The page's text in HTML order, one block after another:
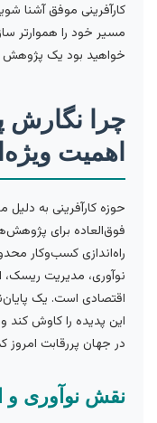
کارآفرینی موفق آشنا
مسیر خود را هموارتر
خواهید بود یک پژوهش
چرا نگارش
اهمیت
حوزه کارآفرینی به دلیل
فوق‌العاده برای
راه‌اندازی کسب‌وکار
نوآوری، مدیریت
اقتصادی است. یک
این پدیده را کاوش کند
در جهان پررقابت امروز
نقش نوآوری و